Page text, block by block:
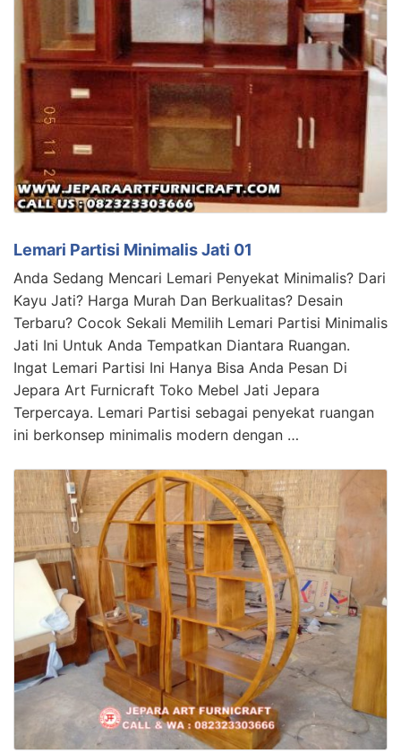
Lemari Partisi Minimalis Jati 01
Anda Sedang Mencari Lemari Penyekat Minimalis? Dari
Kayu Jati? Harga Murah Dan Berkualitas? Desain
Terbaru? Cocok Sekali Memilih Lemari Partisi Minimalis
Jati Ini Untuk Anda Tempatkan Diantara Ruangan.
Ingat Lemari Partisi Ini Hanya Bisa Anda Pesan Di
Jepara Art Furnicraft Toko Mebel Jati Jepara
Terpercaya. Lemari Partisi sebagai penyekat ruangan
ini berkonsep minimalis modern dengan …